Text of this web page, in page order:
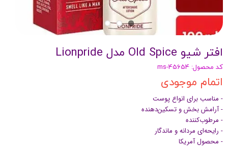
افتر شیو Old Spice مدل Lionpride
کد محصول: ms-45654
اتمام موجودی
- مناسب برای انواع پوست
- آرامش بخش و تسکین‌دهنده
- مرطوب‌کننده
- رایحه‌ای مردانه و ماندگار
- محصول آمریکا